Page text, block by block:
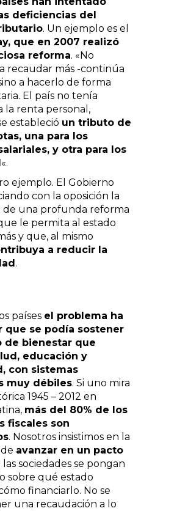
deficiencias del
. Un ejemplo es el
que en 2007 realizó
reforma. «No
recaudar más -continúa
a hacerlo de forma
El país no tenía
la renta personal,
estableció un tributo de
una para los
y otra para los
«.
ejemplo. El Gobierno
con la oposición la
de una profunda reforma
le permita al estado
y que, al mismo
a reducir la
.
países el problema ha
que se podía sostener
de bienestar que
educación y
con sistemas
muy débiles. Si uno mira
1945 – 2012 en
más del 80% de los
fiscales son
. Nosotros insistimos en la
avanzar en un pacto
las sociedades se pongan
sobre qué estado
financiarlo. No se
una recaudación a lo